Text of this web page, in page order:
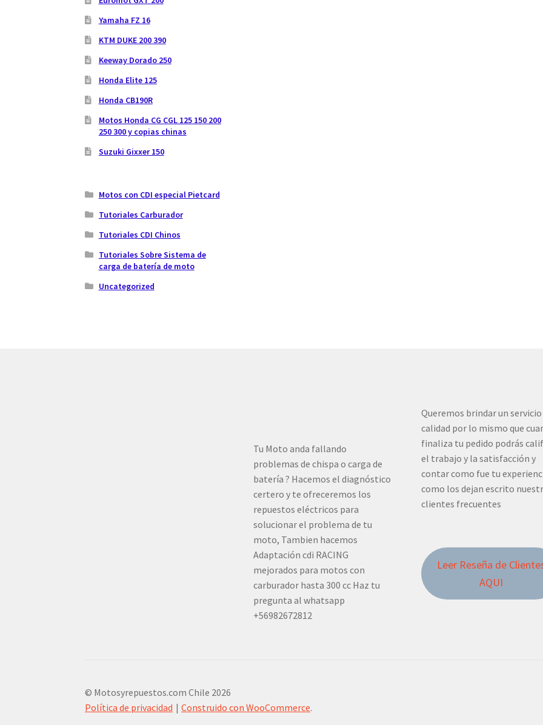
Yamaha FZ 16
KTM DUKE 200 390
Keeway Dorado 250
Honda Elite 125
Honda CB190R
Motos Honda CG CGL 125 150 200
250 300 y copias chinas
Suzuki Gixxer 150
Motos con CDI especial Pietcard
Tutoriales Carburador
Tutoriales CDI Chinos
Tutoriales Sobre Sistema de
carga de batería de moto
Uncategorized
Tu Moto anda fallando
problemas de chispa o carga de
batería ? Hacemos el diagnóstico
certero y te ofreceremos los
repuestos eléctricos para
solucionar el problema de tu
moto, Tambien hacemos
Adaptación cdi RACING
mejorados para motos con
carburador hasta 300 cc Haz tu
pregunta al whatsapp
+56982672812
Queremos brindar un servicio
calidad por lo mismo que
finaliza tu pedido podrás
el trabajo y la satisfacción y
contar como fue tu
como los dejan escrito
clientes frecuentes
Leer Reseña de
AQUI
© Motosyrepuestos.com Chile 2026
Política de privacidad
Construido con WooCommerce.